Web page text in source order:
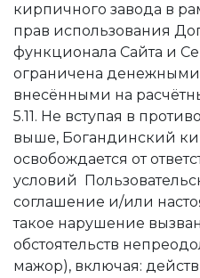
кирпичного завода в
прав использования
функционала Сайта и
ограничена денежными
внесёнными на
5.11. Не вступая в
выше, Богандинский
освобождается от
условий
соглашение и/или
такое нарушение
обстоятельств
мажор), включая: